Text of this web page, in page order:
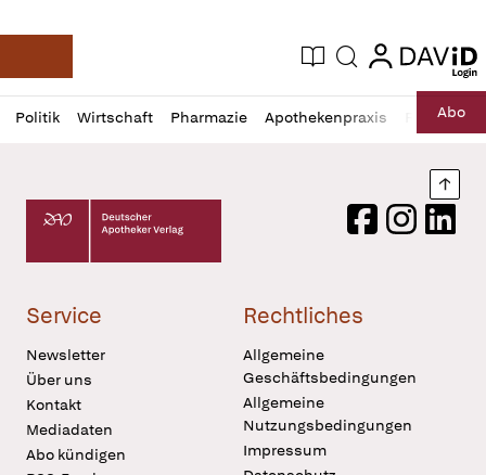
Deutsche Apotheker Zeitung
Aktuelle Ausgabe
Suche login
login
Politik Wirtschaft Pharmazie Apothekenpraxis RechtAbo
Profil
öffnen
Daz
Pur
Deutscher Apotheker Verlag Logo
FacebookInstagram
Service
Newsletter
Über uns
Kontakt
Mediadaten
Abo kündigen
Rechtliches
Allgemeine
Geschäftsbedingungen
Allgemeine
Nutzungsbedingungen
Impressum